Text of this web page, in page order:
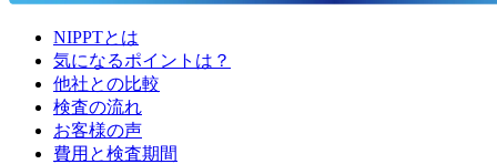
NIPPTとは
気になるポイントは？
他社との比較
検査の流れ
お客様の声
費用と検査期間